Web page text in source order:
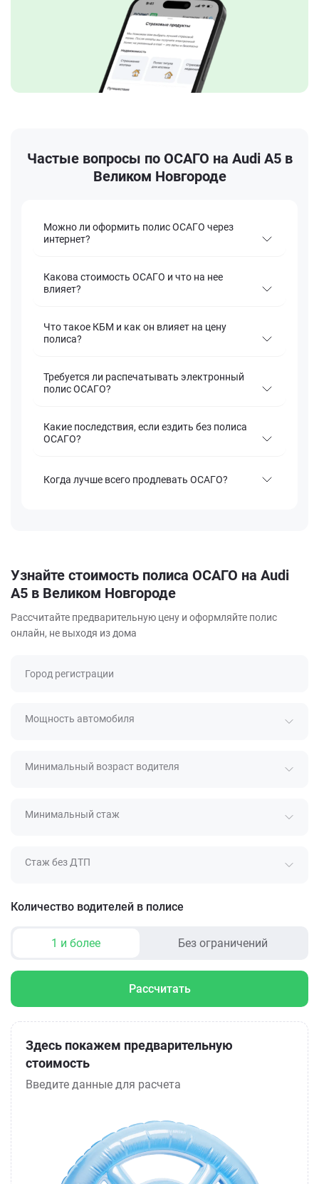
Частые вопросы по ОСАГО на Audi A5 в
Великом Новгороде
Можно ли оформить полис ОСАГО через
интернет?
Какова стоимость ОСАГО и что на нее
влияет?
Что такое КБМ и как он влияет на цену
полиса?
Требуется ли распечатывать электронный
полис ОСАГО?
Какие последствия, если ездить без полиса
ОСАГО?
Когда лучше всего продлевать ОСАГО?
Узнайте стоимость полиса ОСАГО на Audi
A5 в Великом Новгороде
Рассчитайте предварительную цену и оформляйте полис
онлайн, не выходя из дома
Город регистрации
Мощность автомобиля
Минимальный возраст водителя
Минимальный стаж
Стаж без ДТП
Количество водителей в полисе
1 и более Без ограничений
Рассчитать
Здесь покажем предварительную
стоимость
Введите данные для расчета